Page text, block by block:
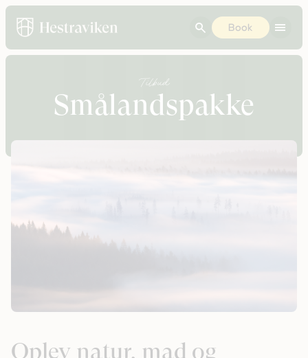
Book
Tilbud
Smålandspakke
Oplev natur, mad og